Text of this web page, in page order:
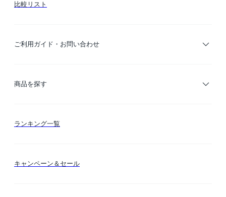
比較リスト
ご利用ガイド・お問い合わせ
ご利用ガイド
商品を探す
カテゴリー検索
ランキング一覧
キャンペーン＆セール